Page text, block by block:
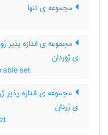
مجموعه ی تنها
مجموعه ی اندازه پذیر
ی ژوردان
set
مجموعه ی اندازه پذیر
ی ژردان